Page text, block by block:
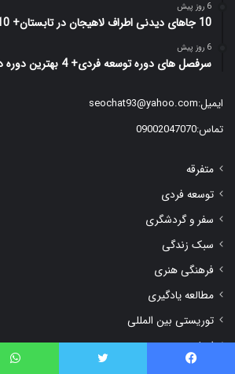
6 روز پیش
10 جاهای دیدنی اطراف لاهیجان در تابستان+ 10 دیدنی در بهار
6 روز پیش
سرفصل های دوره توسعه فردی+ 4 بهترین دوره در ایران
ایمیل:seochat93@yahoo.com
تماس:09002047070
متفرقه
توسعه فردی
سفر و گردشگری
سبک زندگی
فرهنگی هنری
مطالعه یادگیری
توریستی بین المللی
اخبار